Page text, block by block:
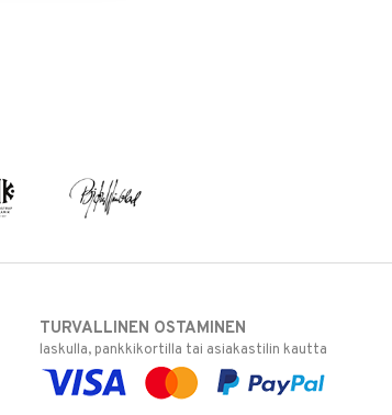
TURVALLINEN OSTAMINEN
laskulla, pankkikortilla tai asiakastilin kautta